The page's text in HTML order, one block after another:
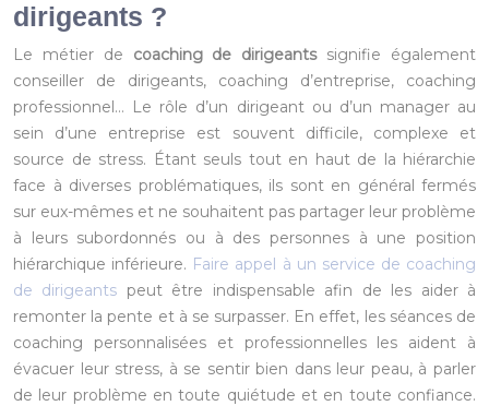
dirigeants ?
Le métier de coaching de dirigeantssignifie également
conseiller de dirigeants, coaching d’entreprise, coaching
professionnel… Le rôle d’un dirigeant ou d’un manager au
sein d’une entreprise est souvent difficile, complexe et
source de stress. Étant seuls tout en haut de la hiérarchie
face à diverses problématiques, ils sont en général fermés
sur eux-mêmes et ne souhaitent pas partager leur problème
à leurs subordonnés ou à des personnes à une position
hiérarchique inférieure. Faire appel à un service de coaching
de dirigeants peut être indispensable afin de les aider à
remonter la pente et à se surpasser. En effet, les séances de
coaching personnalisées et professionnelles les aident à
évacuer leur stress, à se sentir bien dans leur peau, à parler
de leur problème en toute quiétude et en toute confiance.